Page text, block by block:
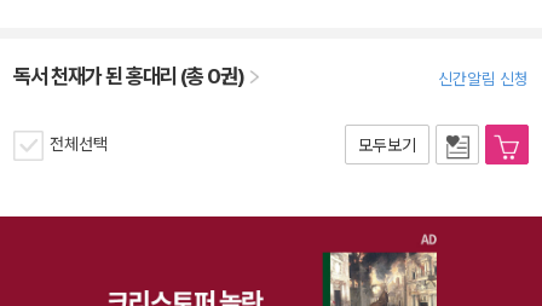
독서 천재가 된 홍대리 (총 0권) 신간알림 신청
전체선택 모두보기